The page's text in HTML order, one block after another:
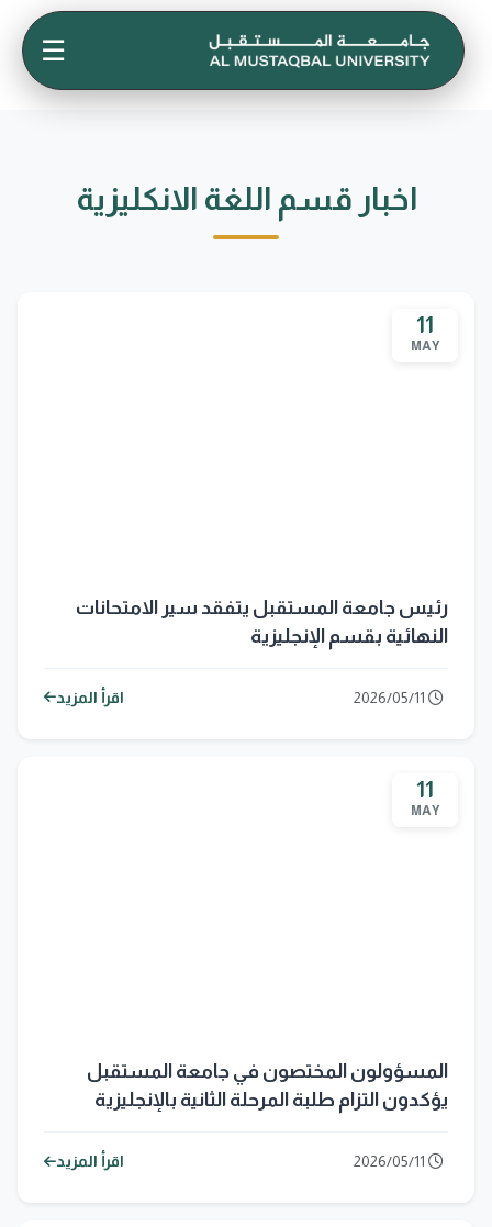
☰
اخبار قسم اللغة الانكليزية
11
MAY
رئيس جامعة المستقبل يتفقد سير الامتحانات
النهائية بقسم الإنجليزية
اقرأ المزيد
11
MAY
المسؤولون المختصون في جامعة المستقبل
يؤكدون التزام طلبة المرحلة الثانية بالإنجليزية
اقرأ المزيد